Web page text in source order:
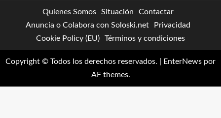
Quienes Somos Situación
Contactar
Anuncia o Colabora con Soloski.net
Privacidad
Cookie Policy (EU)
Términos y condiciones
Copyright © Todos los derechos reservados. EnterNews por
AF themes.